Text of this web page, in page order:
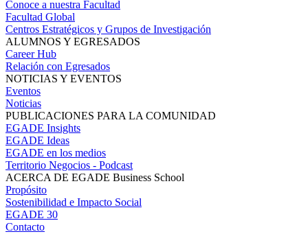
Conoce a nuestra Facultad
Facultad Global
Centros Estratégicos y Grupos de Investigación
ALUMNOS Y EGRESADOS
Career Hub
Relación con Egresados
NOTICIAS Y EVENTOS
Eventos
Noticias
PUBLICACIONES PARA LA COMUNIDAD
EGADE Insights
EGADE Ideas
EGADE en los medios
Territorio Negocios - Podcast
ACERCA DE EGADE Business School
Propósito
Sostenibilidad e Impacto Social
EGADE 30
Contacto